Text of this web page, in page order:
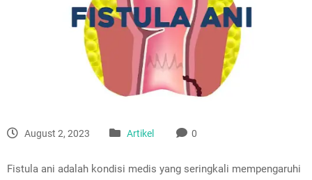
August 2, 2023 Artikel 0
Fistula ani adalah kondisi medis yang seringkali mempengaruhi